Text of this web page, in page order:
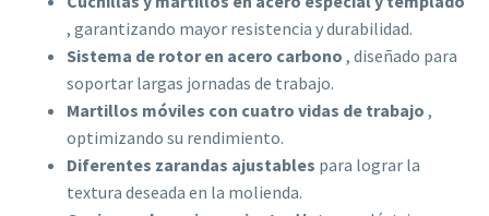
, garantizando mayor resistencia y durabilidad.
Sistema de rotor en acero carbono , diseñado para
soportar largas jornadas de trabajo.
Martillos móviles con cuatro vidas de trabajo ,
optimizando su rendimiento.
Diferentes zarandas ajustables para lograr la
textura deseada en la molienda.